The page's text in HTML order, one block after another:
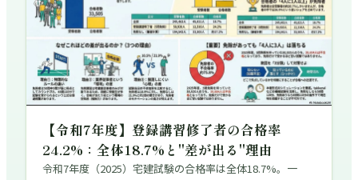
【令和7年度】登録講習修了者の合格率
24.2%：全体18.7%と"差が出る"理由
令和7年度（2025）宅建試験の合格率は全体18.7%。一